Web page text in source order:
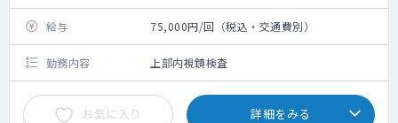
給与 75,000円/回（税込・交通費別）
勤務内容 上部内視鏡検査
お気に入り 詳細をみる